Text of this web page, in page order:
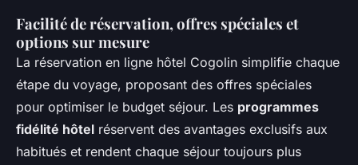
Facilité de réservation, offres spéciales et
options sur mesure
La réservation en ligne hôtel Cogolin simplifie chaque
étape du voyage, proposant des offres spéciales
pour optimiser le budget séjour. Les programmes
fidélité hôtel réservent des avantages exclusifs aux
habitués et rendent chaque séjour toujours plus